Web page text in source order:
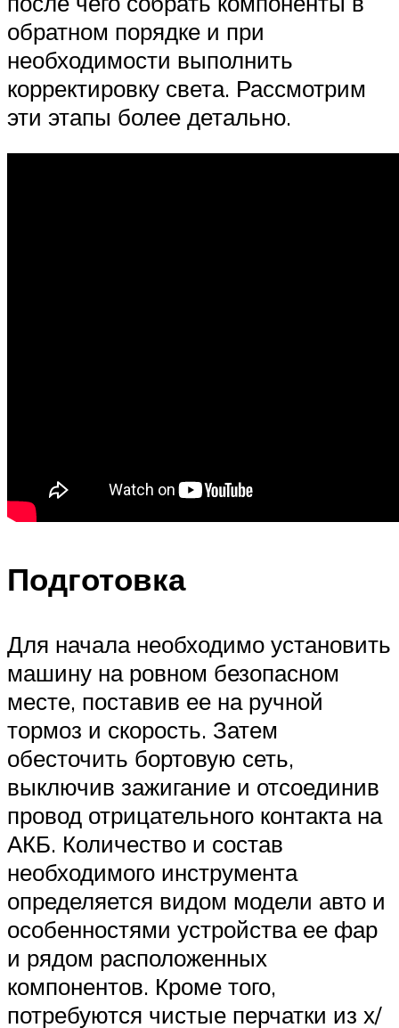
обратном порядке и при
необходимости выполнить
корректировку света. Рассмотрим
эти этапы более детально.
Подготовка
Для начала необходимо установить
машину на ровном безопасном
месте, поставив ее на ручной
тормоз и скорость. Затем
обесточить бортовую сеть,
выключив зажигание и отсоединив
провод отрицательного контакта на
АКБ. Количество и состав
необходимого инструмента
определяется видом модели авто и
особенностями устройства ее фар
и рядом расположенных
компонентов. Кроме того,
потребуются чистые перчатки из х/